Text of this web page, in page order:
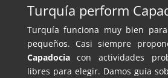
Turquía perform
Turquía funciona muy bien
pequeños. Casi siempre
Capadociacon actividades
libres para elegir. Damos guía